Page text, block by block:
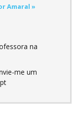
Amaral »
na
me um